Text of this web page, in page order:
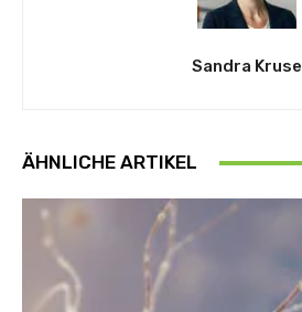
Sandra Kruse
ÄHNLICHE ARTIKEL